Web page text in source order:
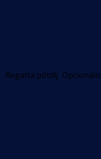
Regatta pótdíj Opcionális